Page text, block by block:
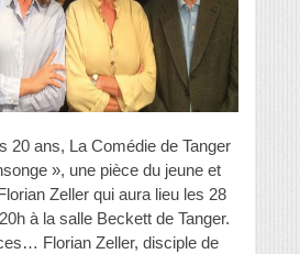
20 ans, La Comédie de Tanger
», une pièce du jeune et
Zeller qui aura lieu les 28
à la salle Beckett de Tanger.
Florian Zeller, disciple de